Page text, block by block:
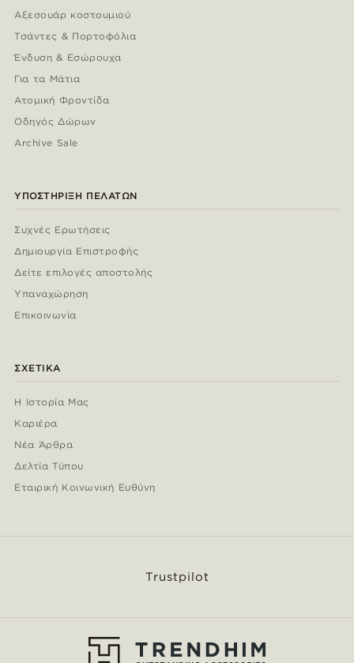
Αξεσουάρ κοστουμιού
Τσάντες & Πορτοφόλια
Ένδυση & Εσώρουχα
Για τα Μάτια
Ατομική Φροντίδα
Οδηγός Δώρων
Archive Sale
ΥΠΟΣΤΉΡΙΞΗ ΠΕΛΑΤΏΝ
Συχνές Ερωτήσεις
Δημιουργία Επιστροφής
Δείτε επιλογές αποστολής
Υπαναχώρηση
Επικοινωνία
ΣΧΕΤΙΚΆ
Η Ιστορία Μας
Καριέρα
Νέα Άρθρα
Δελτία Τύπου
Εταιρική Κοινωνική Ευθύνη
Trustpilot